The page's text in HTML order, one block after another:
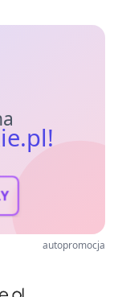
autopromocja